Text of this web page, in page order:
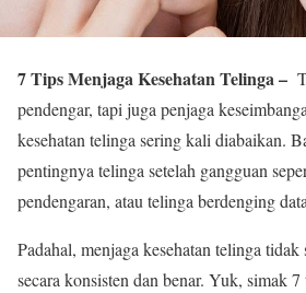
7 Tips Menjaga Kesehatan Telinga –
pendengar, tapi juga penjaga
kesehatan telinga sering kali diabaikan.
pentingnya telinga setelah gangguan
pendengaran, atau telinga berdenging
Padahal, menjaga kesehatan telinga
secara konsisten dan benar. Yuk, simak